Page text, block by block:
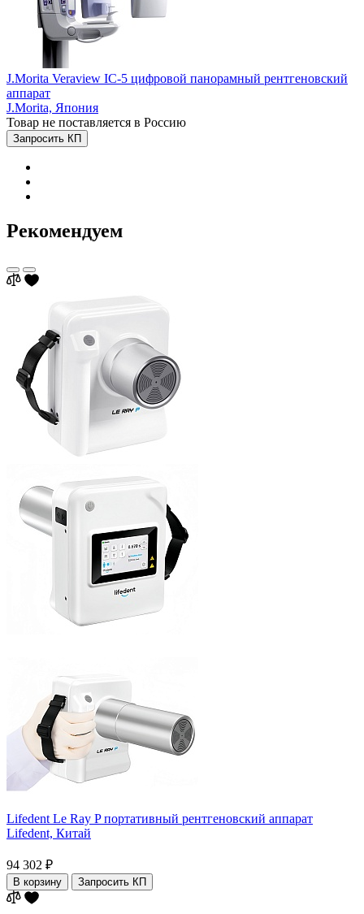
J.Morita Veraview IC-5 цифровой панорамный рентгеновский
аппарат
J.Morita, Япония
Товар не поставляется в Россию
Запросить КП
Рекомендуем
Lifedent Le Ray P портативный рентгеновский аппарат
Lifedent, Китай
94 302 ₽
В корзину Запросить КП